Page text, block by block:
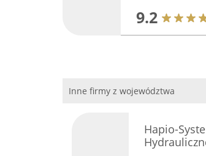
9.2
Inne firmy z województwa
Hapio-